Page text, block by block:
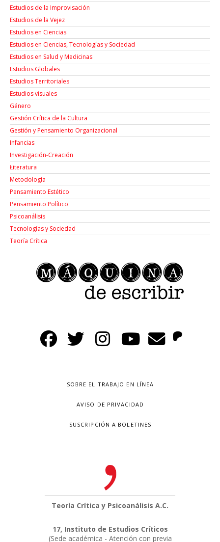
Estudios de la Improvisación
Estudios de la Vejez
Estudios en Ciencias
Estudios en Ciencias, Tecnologías y Sociedad
Estudios en Salud y Medicinas
Estudios Globales
Estudios Territoriales
Estudios visuales
Género
Gestión Crítica de la Cultura
Gestión y Pensamiento Organizacional
Infancias
Investigación-Creación
Łiteratura
Metodología
Pensamiento Estético
Pensamiento Político
Psicoanálisis
Tecnologías y Sociedad
Teoría Crítica
SOBRE EL TRABAJO EN LÍNEA
AVISO DE PRIVACIDAD
SUSCRIPCIÓN A BOLETINES
Teoría Crítica y Psicoanálisis A.C.
17, Instituto de Estudios Críticos
(Sede académica - Atención con previa